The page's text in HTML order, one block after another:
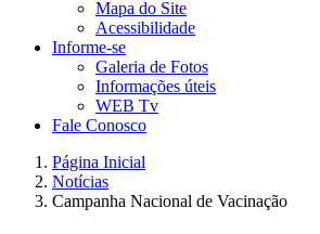
Mapa do Site
Acessibilidade
Informe-se
Galeria de Fotos
Informações úteis
WEB Tv
Fale Conosco
Página Inicial
Notícias
Campanha Nacional de Vacinação